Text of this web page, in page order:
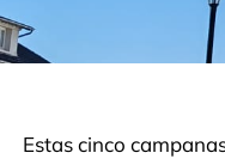
Estas cinco